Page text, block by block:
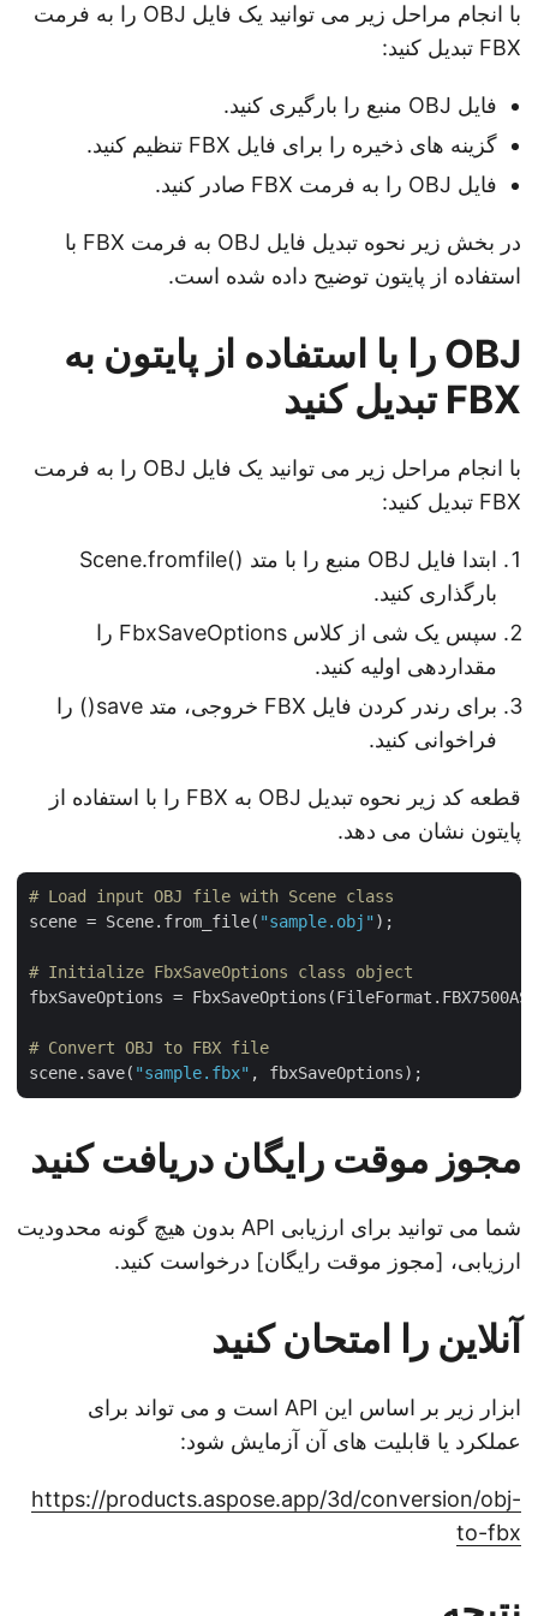
با انجام مراحل زیر می توانید یک فایل OBJ را به فرمت
FBX تبدیل کنید:
فایل OBJ منبع را بارگیری کنید.
گزینه های ذخیره را برای فایل FBX تنظیم کنید.
فایل OBJ را به فرمت FBX صادر کنید.
در بخش زیر نحوه تبدیل فایل OBJ به فرمت FBX با
استفاده از پایتون توضیح داده شده است.
OBJ را با استفاده از پایتون به
FBX تبدیل کنید
با انجام مراحل زیر می توانید یک فایل OBJ را به فرمت
FBX تبدیل کنید:
ابتدا فایل OBJ منبع را با متد ()Scene.fromfile
بارگذاری کنید.
سپس یک شی از کلاس FbxSaveOptions را
مقداردهی اولیه کنید.
برای رندر کردن فایل FBX خروجی، متد save() را
فراخوانی کنید.
قطعه کد زیر نحوه تبدیل OBJ به FBX را با استفاده از
پایتون نشان می دهد.
# Load input OBJ file with Scene class
scene = Scene.from_file("sample.obj" );
# Initialize FbxSaveOptions class object
fbxSaveOptions =
# Convert OBJ to FBX file
scene.save("sample.fbx"
مجوز موقت رایگان دریافت کنید
شما می توانید برای ارزیابی API بدون هیچ گونه محدودیت
ارزیابی، [مجوز موقت رایگان] درخواست کنید.
آنلاین را امتحان کنید
ابزار زیر بر اساس این API است و می تواند برای
عملکرد یا قابلیت های آن آزمایش شود:
https://products.aspose.app/3d/conversion/obj-
to-fbx